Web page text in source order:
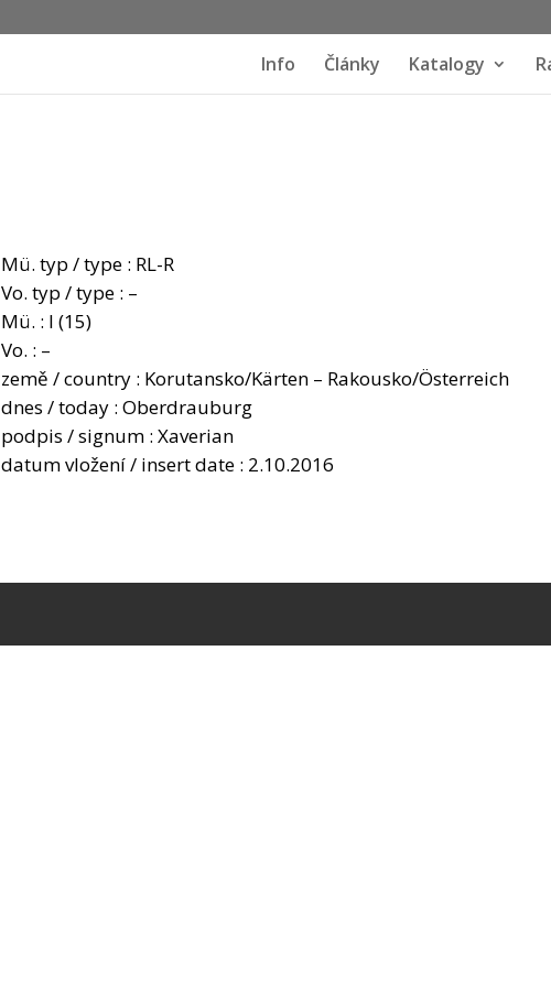
Info Články Katalogy
Mü. typ / type : RL-R
Vo. typ / type : –
Mü. : I (15)
Vo. : –
země / country : Korutansko/Kärten – Rakousko/Österreich
dnes / today : Oberdrauburg
podpis / signum : Xaverian
datum vložení / insert date : 2.10.2016